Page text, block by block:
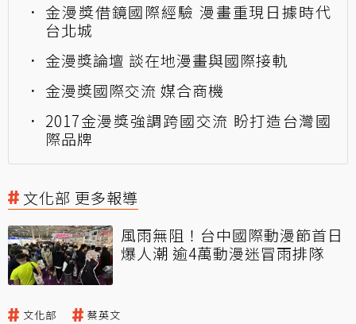
金漫獎借鏡國際經驗 漫畫重現日據時代
台北城
金漫獎論壇 談在地漫畫與國際接軌
金漫獎國際交流 媒合商機
2017金漫獎強調跨國交流 盼打造台灣國
際品牌
文化部 更多報導
風雨無阻！台中國際動漫節首日
爆人潮 逾4萬動漫迷冒雨排隊
文化部 蔡英文